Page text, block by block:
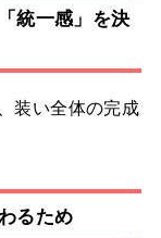
統一感」を決
装い全体の完成
るため